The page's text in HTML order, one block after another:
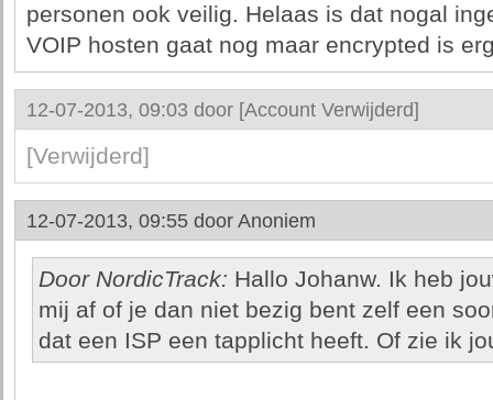
personen ook veilig. Helaas is dat nogal
VOIP hosten gaat nog maar encrypted is
12-07-2013, 09:03 door [Account Verwijderd]
[Verwijderd]
12-07-2013, 09:55 door Anoniem
Door NordicTrack: Hallo Johanw. Ik heb
mij af of je dan niet bezig bent zelf een
dat een ISP een tapplicht heeft. Of zie ik